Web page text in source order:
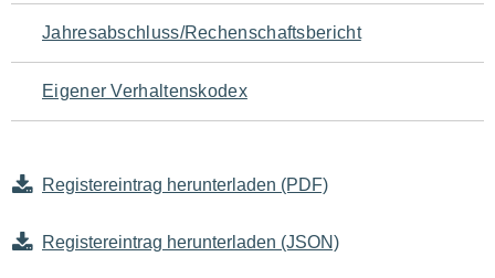
Jahresabschluss/Rechenschaftsbericht
Eigener Verhaltenskodex
Registereintrag herunterladen (PDF)
Registereintrag herunterladen (JSON)